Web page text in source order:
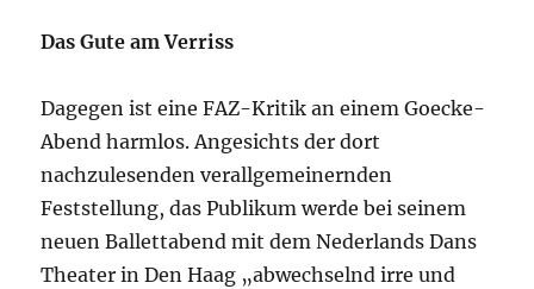
Das Gute am Verriss
Dagegen ist eine FAZ-Kritik an einem Goecke-
Abend harmlos. Angesichts der dort
nachzulesenden verallgemeinernden
Feststellung, das Publikum werde bei seinem
neuen Ballettabend mit dem Nederlands Dans
Theater in Den Haag „abwechselnd irre und